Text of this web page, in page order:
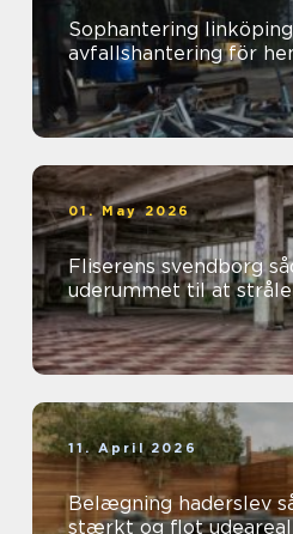
Sophantering linköping
avfallshantering för
01. May 2026
Fliserens svendborg sådan får du
uderummet til at
11. April 2026
Belægning haderslev sådan får du et
stærkt og flot udeareal